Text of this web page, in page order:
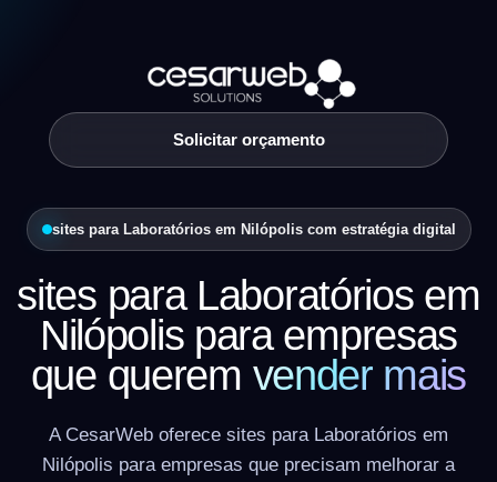
Solicitar orçamento
sites para Laboratórios em Nilópolis com estratégia digital
sites para Laboratórios em
Nilópolis para empresas
que querem vender mais
A CesarWeb oferece sites para Laboratórios em
Nilópolis para empresas que precisam melhorar a